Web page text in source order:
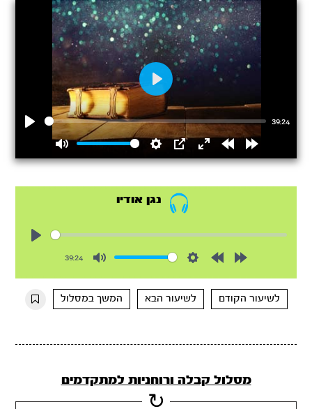
39:24
Mute Settings
PIP
EnterRewindForward
Play
נגן אודיו
39:24
10s
10s
לשיעור הקודם
לשיעור הבא המשך במסלול
מסלול קבלה ורוחניות למתקדמים